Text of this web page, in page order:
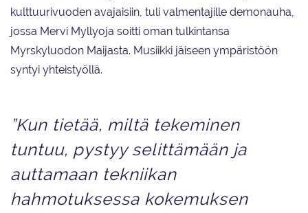
kulttuurivuoden avajaisiin, tuli valmentajille demonauha,
jossa Mervi Myllyoja soitti oman tulkintansa
Myrskyluodon Maijasta. Musiikki jäiseen ympäristöön
syntyi yhteistyöllä.
”Kun tietää, miltä tekeminen
tuntuu, pystyy selittämään ja
auttamaan tekniikan
hahmotuksessa kokemuksen